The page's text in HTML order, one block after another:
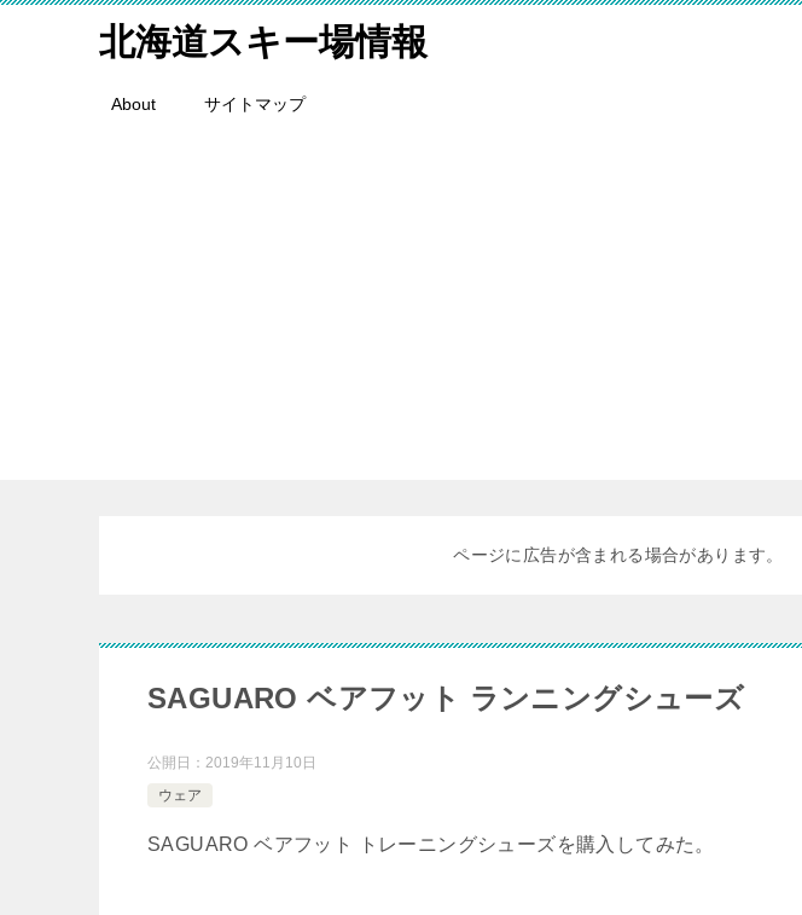
北海道スキー場情報
About サイトマップ
ページに広告が含まれる場合があります。
SAGUARO ベアフット ランニングシューズ
公開日： 2019年11月10日
ウェア
SAGUARO ベアフット トレーニングシューズを購入してみた。